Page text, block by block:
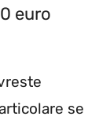
euro
se